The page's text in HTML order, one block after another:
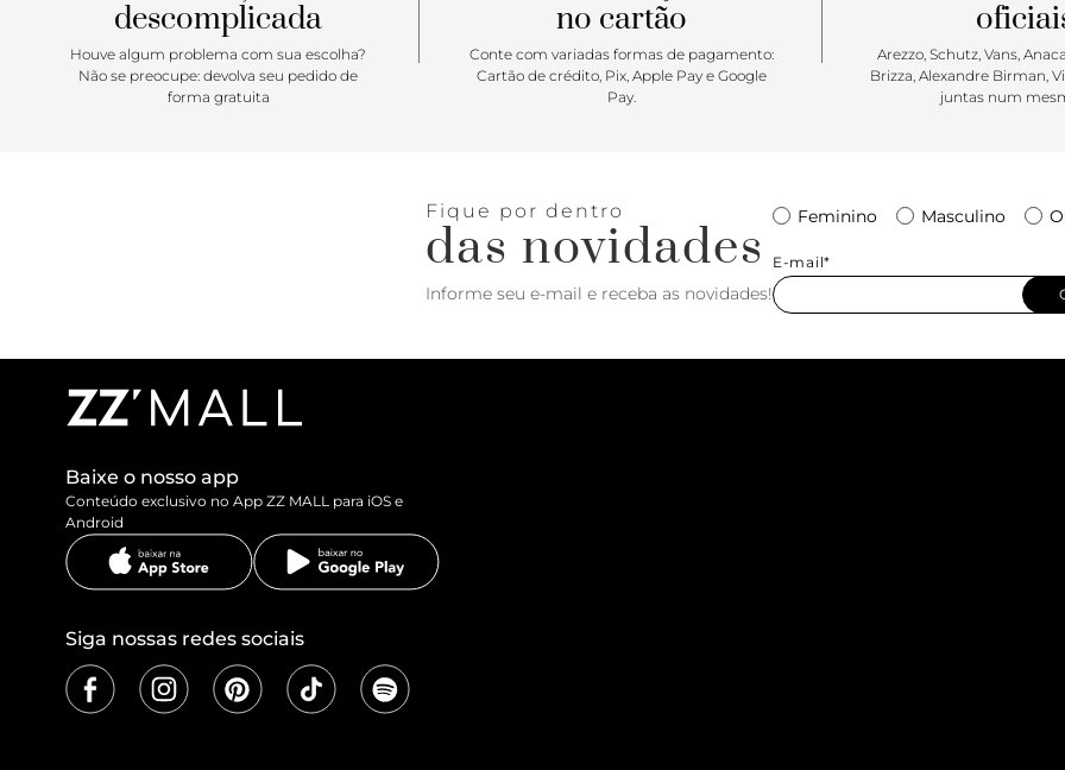
descomplicada
Houve algum problema com sua escolha?
Não se preocupe: devolva seu pedido de
forma gratuita
no cartão
Conte com variadas formas de pagamento:
Cartão de crédito, Pix, Apple Pay e Google
Pay.
Arezzo, Schutz, Vans,
Brizza, Alexandre Birman,
juntas num
Fique por dentro
das novidades
Informe seu e-mail e receba as novidades!
Feminino Masculino
E-mail*
Baixe o nosso app
Conteúdo exclusivo no App ZZ MALL para iOS e
Android
Siga nossas redes sociais